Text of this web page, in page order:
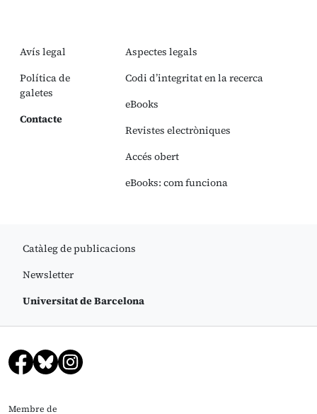
Avís legal
Política de
galetes
Contacte
Aspectes legals
Codi d’integritat en la recerca
eBooks
Revistes electròniques
Accés obert
eBooks: com funciona
Catàleg de publicacions
Newsletter
Universitat de Barcelona
Membre de